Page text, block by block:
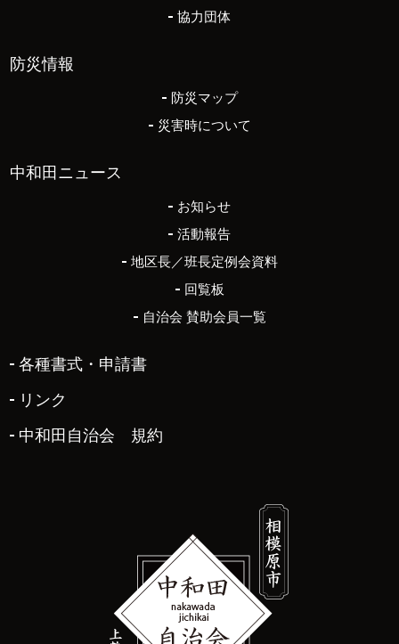
協力団体
防災情報
防災マップ
災害時について
中和田ニュース
お知らせ
活動報告
地区長／班長定例会資料
回覧板
自治会 賛助会員一覧
各種書式・申請書
リンク
中和田自治会 規約